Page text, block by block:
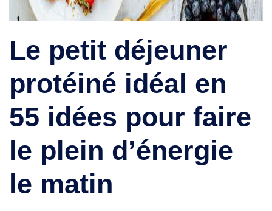
Le petit déjeuner
protéiné idéal en
55 idées pour faire
le plein d’énergie
le matin